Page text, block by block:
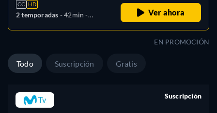
CC HD
2 temporadas -42min -
Ver ahora
EN PROMOCIÓN
Todo Suscripción Gratis
Suscripción